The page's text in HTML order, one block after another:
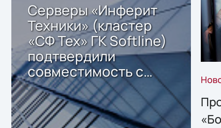
Серверы «Инферит
Техники» (кластер
«СФ Тех» ГК Softline)
подтвердили
совместимость с
решением Sharx
Storage 2.x для
хранения данных